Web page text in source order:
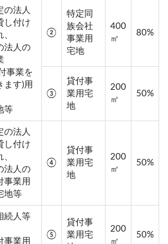
の法人
し付け
、
法人の
事業を
ます)用
等
②
特定同
族会社
事業用
宅地
400
㎡
80%
③
貸付事
業用宅
地
200
㎡
50%
の法人
し付け
、
法人の
事業用
地等
④
貸付事
業用宅
地
200
㎡
50%
続人等
事業用
⑤
貸付事
業用宅
200
㎡
50%